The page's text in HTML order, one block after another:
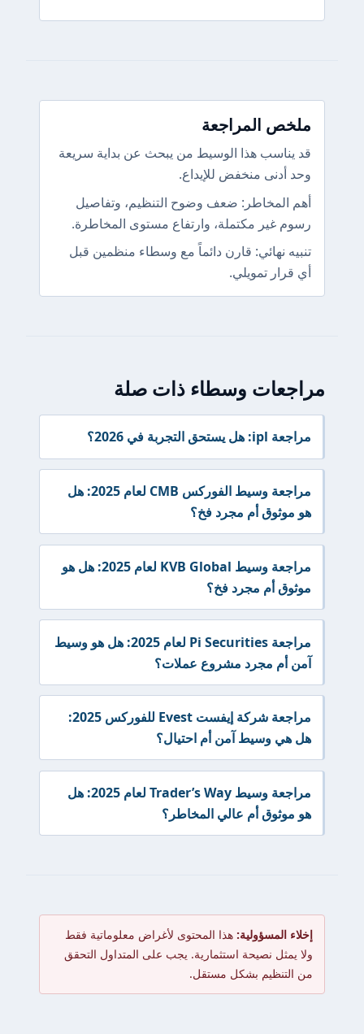
ملخص المراجعة
قد يناسب هذا الوسيط من يبحث عن بداية سريعة
وحد أدنى منخفض للإيداع.
أهم المخاطر: ضعف وضوح التنظيم، وتفاصيل
رسوم غير مكتملة، وارتفاع مستوى المخاطرة.
تنبيه نهائي: قارن دائماً مع وسطاء منظمين قبل
أي قرار تمويلي.
مراجعات وسطاء ذات صلة
مراجعة ipl: هل يستحق التجربة في 2026؟
مراجعة وسيط الفوركس CMB لعام 2025: هل
هو موثوق أم مجرد فخ؟
مراجعة وسيط KVB Global لعام 2025: هل هو
موثوق أم مجرد فخ؟
مراجعة Pi Securities لعام 2025: هل هو وسيط
آمن أم مجرد مشروع عملات؟
مراجعة شركة إيفست Evest للفوركس 2025:
هل هي وسيط آمن أم احتيال؟
مراجعة وسيط Trader’s Way لعام 2025: هل
هو موثوق أم عالي المخاطر؟
إخلاء المسؤولية: هذا المحتوى لأغراض معلوماتية فقط
ولا يمثل نصيحة استثمارية. يجب على المتداول التحقق
من التنظيم بشكل مستقل.